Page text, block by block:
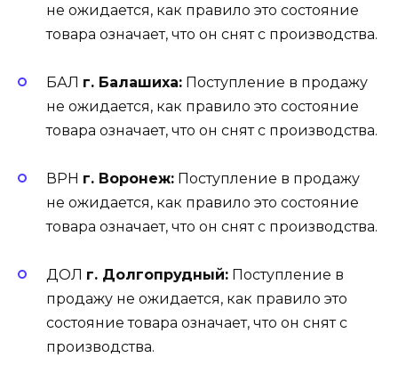
не ожидается, как правило это состояние
товара означает, что он снят с производства.
БАЛ г. Балашиха: Поступление в продажу
не ожидается, как правило это состояние
товара означает, что он снят с производства.
ВРН г. Воронеж: Поступление в продажу
не ожидается, как правило это состояние
товара означает, что он снят с производства.
ДОЛ г. Долгопрудный: Поступление в
продажу не ожидается, как правило это
состояние товара означает, что он снят с
производства.